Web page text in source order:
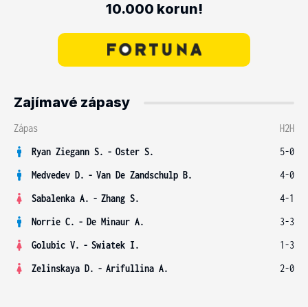
10.000 korun!
Zajímavé zápasy
Zápas
H2H
Ryan Ziegann S. - Oster S.
5-0
Medvedev D. - Van De Zandschulp B.
4-0
Sabalenka A. - Zhang S.
4-1
Norrie C. - De Minaur A.
3-3
Golubic V. - Swiatek I.
1-3
Zelinskaya D. - Arifullina A. 2-0